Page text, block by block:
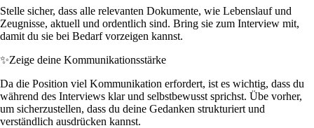
Stelle sicher, dass alle relevanten Dokumente, wie Lebenslauf und
Zeugnisse, aktuell und ordentlich sind. Bring sie zum Interview mit,
damit du sie bei Bedarf vorzeigen kannst.
✨Zeige deine Kommunikationsstärke
Da die Position viel Kommunikation erfordert, ist es wichtig, dass du
während des Interviews klar und selbstbewusst sprichst. Übe vorher,
um sicherzustellen, dass du deine Gedanken strukturiert und
verständlich ausdrücken kannst.